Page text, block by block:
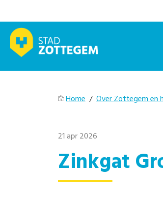
Home / Over Zottegem en
21 apr 2026
Zinkgat